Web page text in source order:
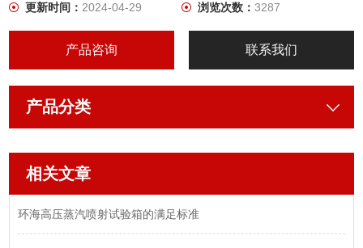
更新时间：2024-04-29 浏览次数： 3287
产品咨询 联系我们
产品分类
相关文章
环海高压蒸汽喷射试验箱的满足标准